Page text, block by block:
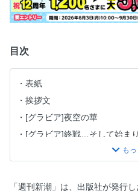
目次
表紙
挨拶文
[グラビア]夜空の華
[グラビア]終戦…そして始まり
夏裘冬扇/片山杜秀
「週刊新潮」は、出版社が発行